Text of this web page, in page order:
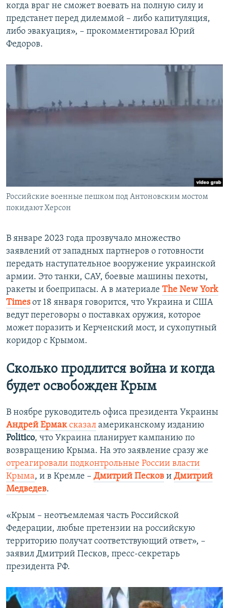
когда враг не сможет воевать на полную силу и
предстанет перед дилеммой – либо капитуляция,
либо эвакуация», – прокомментировал Юрий
Федоров.
Российские военные пешком под Антоновским мостом
покидают Херсон
В январе 2023 года прозвучало множество
заявлений от западных партнеров о готовности
передать наступательное вооружение украинской
армии. Это танки, САУ, боевые машины пехоты,
ракеты и боеприпасы. А в материале The New York
Timesот 18 января говорится, что Украина и США
ведут переговоры о поставках оружия, которое
может поразить и Керченский мост, и сухопутный
коридор с Крымом.
Сколько продлится война и когда
будет освобожден Крым
В ноябре руководитель офиса президента Украины
Андрей Ермаксказал американскому изданию
Politico, что Украина планирует кампанию по
возвращению Крыма. На это заявление сразу же
отреагировали подконтрольные России власти
Крыма, и в Кремле – Дмитрий Песков и Дмитрий
Медведев.
«Крым – неотъемлемая часть Российской
Федерации, любые претензии на российскую
территорию получат соответствующий ответ», –
заявил Дмитрий Песков, пресс-секретарь
президента РФ.